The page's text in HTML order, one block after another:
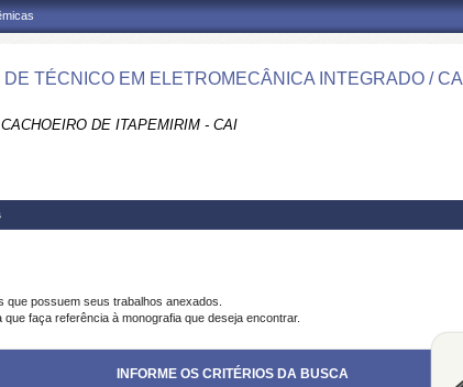
TÉCNICO EM ELETROMECÂNICA INTEGRADO / CAI
DE ITAPEMIRIM - CAI
possuem seus trabalhos anexados.
faça referência à monografia que deseja encontrar.
INFORME OS CRITÉRIOS DA BUSCA